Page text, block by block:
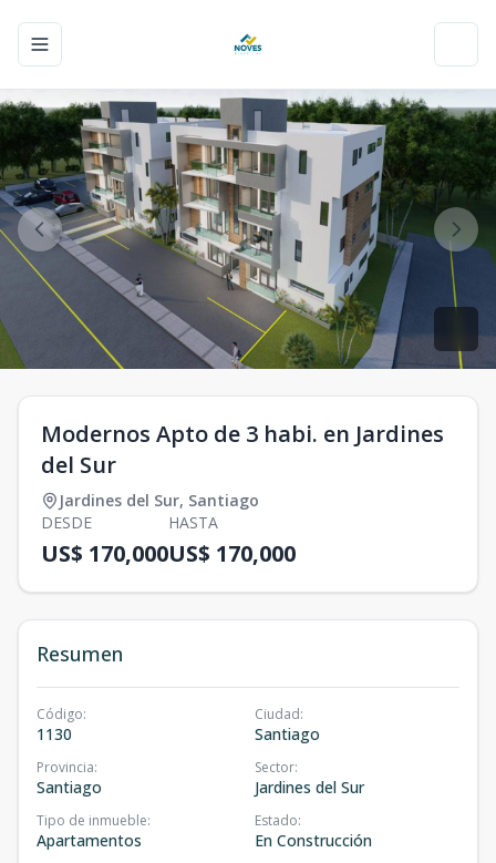
Toggle navigation menu
Modernos Apto de 3 habi. en Jardines
del Sur
Jardines del Sur, Santiago
DESDE
US$ 170,000
HASTA
US$ 170,000
Resumen
Código:
1130
Ciudad:
Santiago
Provincia:
Santiago
Sector:
Jardines del Sur
Tipo de inmueble:
Apartamentos
Estado:
En Construcción